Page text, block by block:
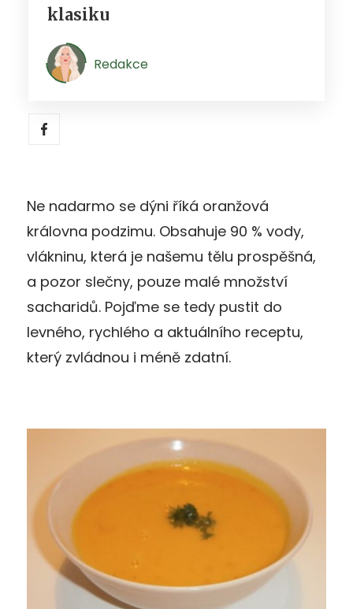
klasiku
Redakce
Ne nadarmo se dýni říká oranžová
královna podzimu. Obsahuje 90 % vody,
vlákninu, která je našemu tělu prospěšná,
a pozor slečny, pouze malé množství
sacharidů. Pojďme se tedy pustit do
levného, rychlého a aktuálního receptu,
který zvládnou i méně zdatní.